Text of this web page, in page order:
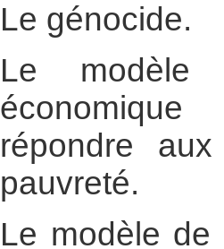
Le génocide.
Le modèle
répondre
pauvreté.
Le modèle de